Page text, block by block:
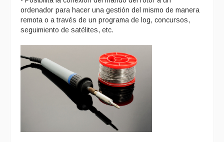
ordenador para hacer una gestión del mismo de manera
remota o a través de un programa de log, concursos,
seguimiento de satélites, etc.